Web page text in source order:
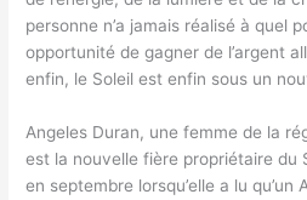
personne n’a jamais réalisé à quel
opportunité de gagner de l’argent
enfin, le Soleil est enfin sous un
Angeles Duran, une femme de la
est la nouvelle fière propriétaire du
en septembre lorsqu’elle a lu